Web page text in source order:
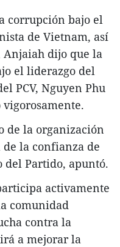
corrupción bajo el
de Vietnam, así
Anjaiah dijo que la
el liderazgo del
PCV, Nguyen Phu
de la organización
la confianza de
del Partido, apuntó.
activamente
comunidad
contra la
a mejorar la